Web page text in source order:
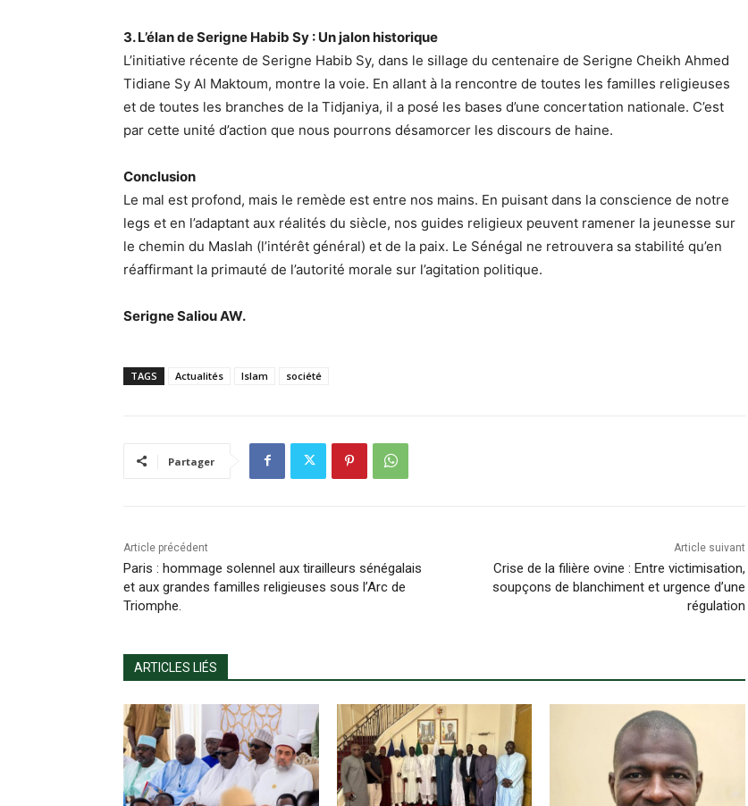
3. L’élan de Serigne Habib Sy : Un jalon historique
​L’initiative récente de Serigne Habib Sy, dans le sillage du centenaire de Serigne Cheikh Ahmed
Tidiane Sy Al Maktoum, montre la voie. En allant à la rencontre de toutes les familles religieuses
et de toutes les branches de la Tidjaniya, il a posé les bases d’une concertation nationale. C’est
par cette unité d’action que nous pourrons désamorcer les discours de haine.
Conclusion
​Le mal est profond, mais le remède est entre nos mains. En puisant dans la conscience de notre
legs et en l’adaptant aux réalités du siècle, nos guides religieux peuvent ramener la jeunesse sur
le chemin du Maslah (l’intérêt général) et de la paix. Le Sénégal ne retrouvera sa stabilité qu’en
réaffirmant la primauté de l’autorité morale sur l’agitation politique.
Serigne Saliou AW.
TAGS Actualités Islam société
Partager
Article précédent
Paris : hommage solennel aux tirailleurs sénégalais
et aux grandes familles religieuses sous l’Arc de
Triomphe.
Article suivant
Crise de la filière ovine : Entre victimisation,
soupçons de blanchiment et urgence d’une
régulation
ARTICLES LIÉS